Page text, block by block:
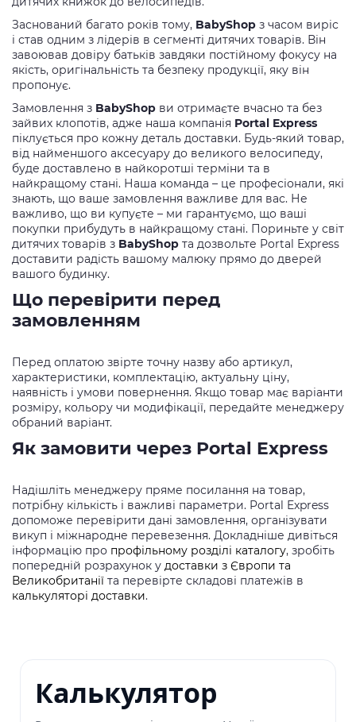
Заснований багато років тому, BabyShop з часом виріс
і став одним з лідерів в сегменті дитячих товарів. Він
завоював довіру батьків завдяки постійному фокусу на
якість, оригінальність та безпеку продукції, яку він
пропонує.
Замовлення з BabyShop ви отримаєте вчасно та без
зайвих клопотів, адже наша компанія Portal Express
піклується про кожну деталь доставки. Будь-який товар,
від найменшого аксесуару до великого велосипеду,
буде доставлено в найкоротші терміни та в
найкращому стані. Наша команда – це професіонали, які
знають, що ваше замовлення важливе для вас. Не
важливо, що ви купуєте – ми гарантуємо, що ваші
покупки прибудуть в найкращому стані. Пориньте у світ
дитячих товарів з BabyShop та дозвольте Portal Express
доставити радість вашому малюку прямо до дверей
вашого будинку.
Що перевірити перед
замовленням
Перед оплатою звірте точну назву або артикул,
характеристики, комплектацію, актуальну ціну,
наявність і умови повернення. Якщо товар має варіанти
розміру, кольору чи модифікації, передайте менеджеру
обраний варіант.
Як замовити через Portal Express
Надішліть менеджеру пряме посилання на товар,
потрібну кількість і важливі параметри. Portal Express
допоможе перевірити дані замовлення, організувати
викуп і міжнародне перевезення. Докладніше дивіться
інформацію про профільному розділі каталогу, зробіть
попередній розрахунок у доставки з Європи та
Великобританії та перевірте складові платежів в
калькуляторі доставки.
Калькулятор